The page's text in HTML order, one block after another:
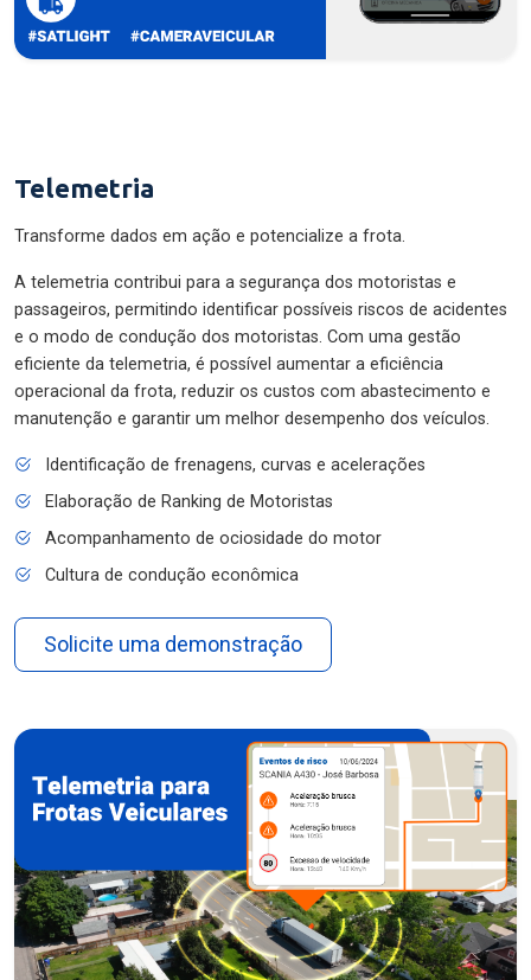
Telemetria
Transforme dados em ação e potencialize a frota.
A telemetria contribui para a segurança dos motoristas e
passageiros, permitindo identificar possíveis riscos de acidentes
e o modo de condução dos motoristas. Com uma gestão
eficiente da telemetria, é possível aumentar a eficiência
operacional da frota, reduzir os custos com abastecimento e
manutenção e garantir um melhor desempenho dos veículos.
Identificação de frenagens, curvas e acelerações
Elaboração de Ranking de Motoristas
Acompanhamento de ociosidade do motor
Cultura de condução econômica
Solicite uma demonstração